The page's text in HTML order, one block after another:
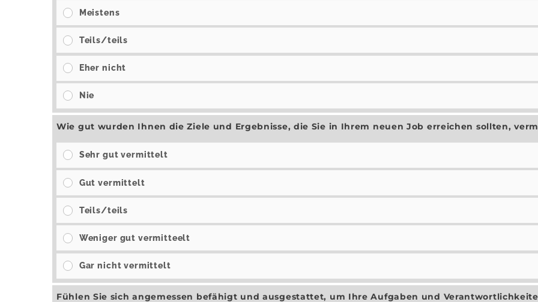
Meistens
Teils/teils
Eher nicht
Nie
Wie gut wurden Ihnen die Ziele und Ergebnisse, die Sie in Ihrem neuen Job erreichen sollten,
Sehr gut vermittelt
Gut vermittelt
Teils/teils
Weniger gut vermitteelt
Gar nicht vermittelt
Fühlen Sie sich angemessen befähigt und ausgestattet, um Ihre Aufgaben und